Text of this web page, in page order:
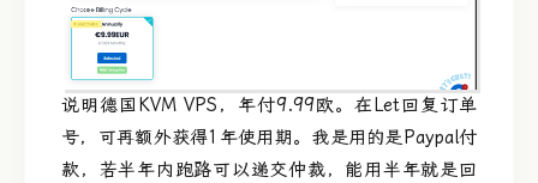
说明德国KVM VPS，年付9.99欧。在Let回复订单
号，可再额外获得1年使用期。我是用的是Paypal付
款，若半年内跑路可以递交仲裁，能用半年就是回